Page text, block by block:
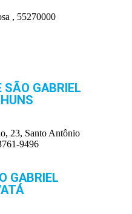
, 55270000
SÃO GABRIEL
23, Santo Antônio
9496
GABRIEL